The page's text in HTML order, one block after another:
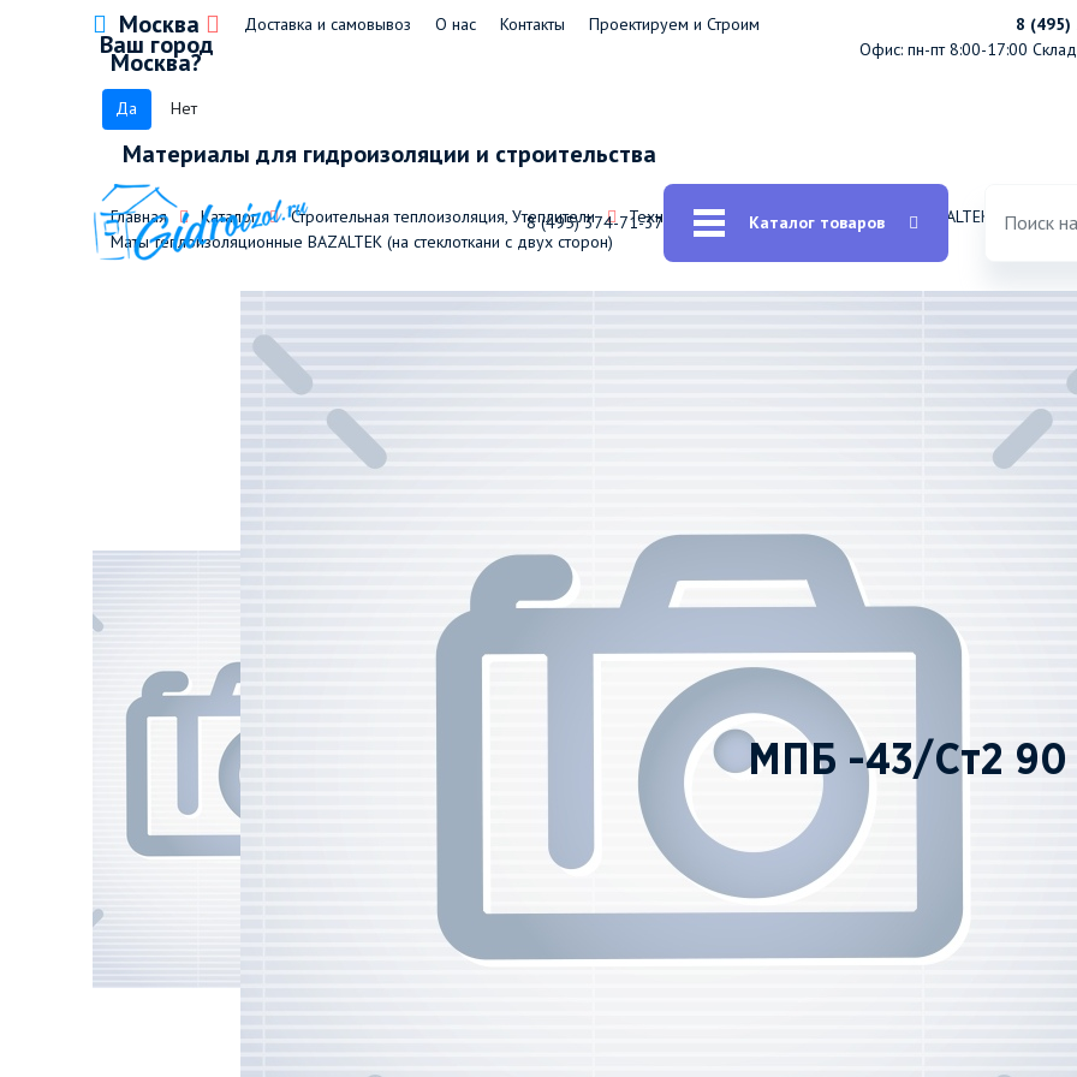
Москва
Ваш город
Москва?
Да Нет
Доставка и самовывоз О нас Контакты Проектируем и Строим
Материалы для гидроизоляции и строительства
8
Офис: пн-пт 8:00-17:00
8 (495) 374-71-37 Каталог товаров
Главная Каталог Строительная теплоизоляция, Утеплители Техническая изоляция
Материалы BAZALTEK
Маты теплоизоляционные BAZALTEK (на стеклоткани с двух сторон)
МПБ -43/Ст2 90
ПОД ЗАКАЗ
ЗАКАЗАТЬ